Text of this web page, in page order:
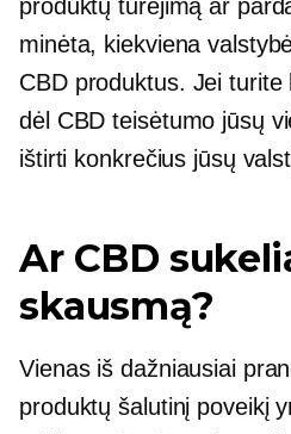
produktų turėjimą ar
minėta, kiekviena
CBD produktus. Jei turite
dėl CBD teisėtumo jūsų
ištirti konkrečius jūsų
Ar CBD
skausmą?
Vienas iš dažniausiai
produktų šalutinį poveikį